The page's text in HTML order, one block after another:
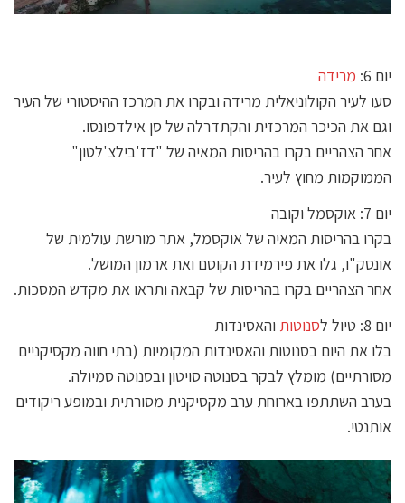
יום 6:
מרידה
סעו לעיר הקולוניאלית מרידה ובקרו את המרכז ההיסטורי של העיר
וגם את הכיכר המרכזית והקתדרלה של סן אילדפונסו.
אחר הצהריים בקרו בהריסות המאיה של "דז'בילצ'לטון"
הממוקמות מחוץ לעיר.
יום 7: אוקסמל וקובה
בקרו בהריסות המאיה של אוקסמל, אתר מורשת עולמית של
אונסק"ו, גלו את פירמידת הקוסם ואת ארמון המושל.
אחר הצהריים בקרו בהריסות של קבאה ותראו את מקדש המסכות.
יום 8: טיול ל
סנוטות והאסינדות
בלו את היום בסנוטות והאסינדות המקומיות (בתי חווה מקסיקניים
מסורתיים) מומלץ לבקר בסנוטה סויטון ובסנוטה סמיולה.
בערב השתתפו בארוחת ערב מקסיקנית מסורתית ובמופע ריקודים
אותנטי.